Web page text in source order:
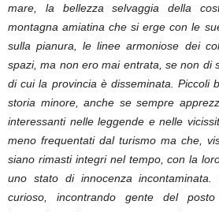
mare, la bellezza selvaggia della
montagna amiatina che si erge con le
sulla pianura, le linee armoniose dei
spazi, ma non ero mai entrata, se non di
di cui la provincia è disseminata. Piccoli
storia minore, anche se sempre
interessanti nelle leggende e nelle
meno frequentati dal turismo ma che,
siano rimasti integri nel tempo, con la
uno stato di innocenza incontaminata.
curioso, incontrando gente del